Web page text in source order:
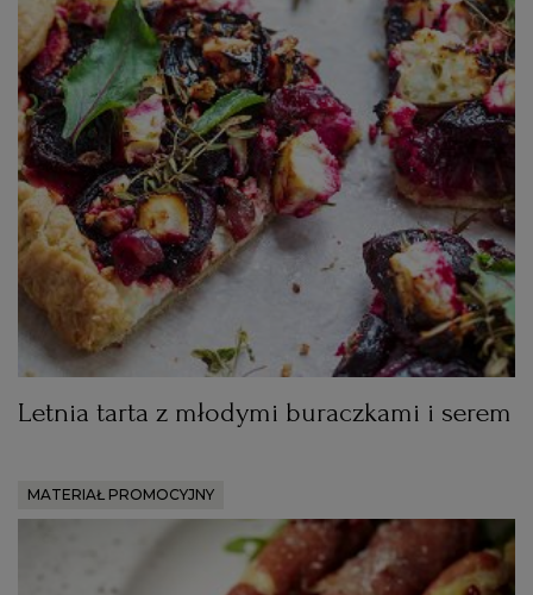
Letnia tarta z młodymi buraczkami i serem
MATERIAŁ PROMOCYJNY